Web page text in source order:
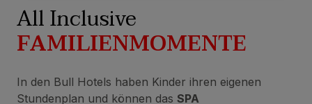
All Inclusive
FAMILIENMOMENTE
In den Bull Hotels haben Kinder ihren eigenen
Stundenplan und können das SPA